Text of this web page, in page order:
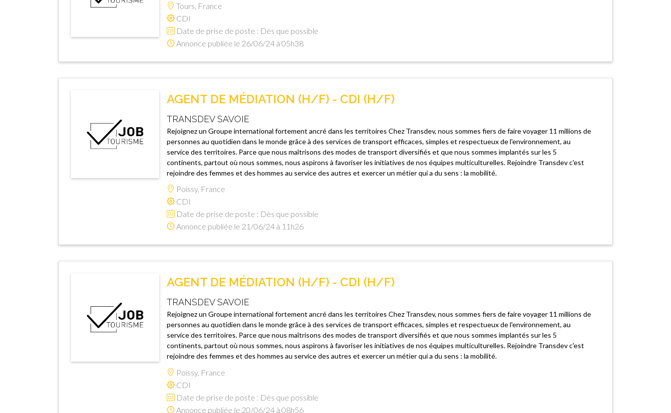
Tours, France
CDI
Date de prise de poste : Dès que possible
Annonce publiée le 26/06/24 à 05h38
AGENT DE MÉDIATION (H/F) - CDI (H/F)
TRANSDEV SAVOIE
Rejoignez un Groupe international fortement ancré dans les territoires Chez Transdev, nous sommes fiers de faire voyager 11 millions de
personnes au quotidien dans le monde grâce à des services de transport efficaces, simples et respectueux de l'environnement, au
service des territoires. Parce que nous maîtrisons des modes de transport diversifiés et que nous sommes implantés sur les 5
continents, partout où nous sommes, nous aspirons à favoriser les initiatives de nos équipes multiculturelles. Rejoindre Transdev c'est
rejoindre des femmes et des hommes au service des autres et exercer un métier qui a du sens : la mobilité.
Poissy, France
CDI
Date de prise de poste : Dès que possible
Annonce publiée le 21/06/24 à 11h26
AGENT DE MÉDIATION (H/F) - CDI (H/F)
TRANSDEV SAVOIE
Rejoignez un Groupe international fortement ancré dans les territoires Chez Transdev, nous sommes fiers de faire voyager 11 millions de
personnes au quotidien dans le monde grâce à des services de transport efficaces, simples et respectueux de l'environnement, au
service des territoires. Parce que nous maîtrisons des modes de transport diversifiés et que nous sommes implantés sur les 5
continents, partout où nous sommes, nous aspirons à favoriser les initiatives de nos équipes multiculturelles. Rejoindre Transdev c'est
rejoindre des femmes et des hommes au service des autres et exercer un métier qui a du sens : la mobilité.
Poissy, France
CDI
Date de prise de poste : Dès que possible
Annonce publiée le 20/06/24 à 08h56